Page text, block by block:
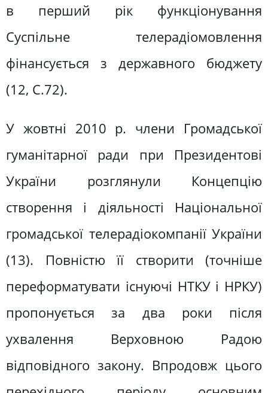
в перший рік функціонування
Суспільне телерадіомовлення
фінансується з державного бюджету
(12, С.72).
У жовтні 2010 р. члени Громадської
гуманітарної ради при Президентові
України розглянули Концепцію
створення і діяльності Національної
громадської телерадіокомпанії України
(13). Повністю її створити (точніше
переформатувати існуючі НТКУ і НРКУ)
пропонується за два роки після
ухвалення Верховною Радою
відповідного закону. Впродовж цього